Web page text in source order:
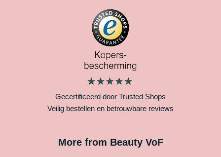
Gecertificeerd door Trusted Shops
Veilig bestellen en betrouwbare reviews
More from Beauty VoF